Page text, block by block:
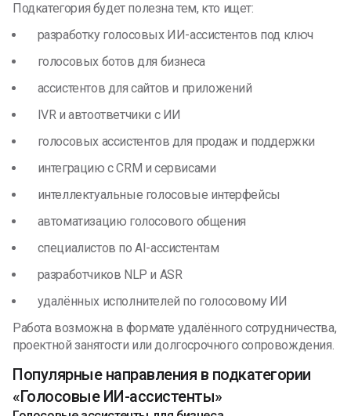
Подкатегория будет полезна тем, кто ищет:
разработку голосовых ИИ-ассистентов под ключ
голосовых ботов для бизнеса
ассистентов для сайтов и приложений
IVR и автоответчики с ИИ
голосовых ассистентов для продаж и поддержки
интеграцию с CRM и сервисами
интеллектуальные голосовые интерфейсы
автоматизацию голосового общения
специалистов по AI-ассистентам
разработчиков NLP и ASR
удалённых исполнителей по голосовому ИИ
Работа возможна в формате удалённого сотрудничества,
проектной занятости или долгосрочного сопровождения.
Популярные направления в подкатегории
«Голосовые ИИ-ассистенты»